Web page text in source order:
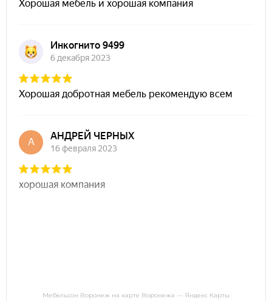
Мебельсон Воронеж на карте Воронежа — Яндекс Карты